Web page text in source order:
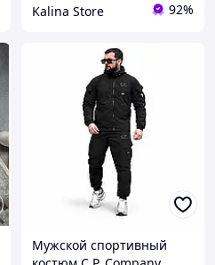
Kalina Store 92%
Мужской спортивный